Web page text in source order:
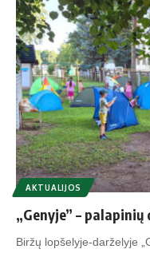
AKTUALIJOS
„Genyje” – palapinių
Biržų lopšelyje-darželyje